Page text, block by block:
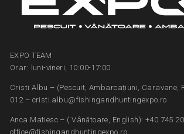
EXPO TEAM
Orar: luni-vineri, 10:00-17:00
Cristi Albu – (Pescuit, Ambarcațiuni, Caravane,
012 – cristi.albu@fishingandhuntingexpo.ro
Anca Matiesc – ( Vânătoare, English): +40 745
office@fishingandhuntingexpo.ro